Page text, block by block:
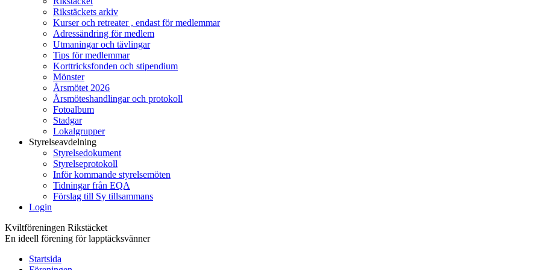
Rikstäckets arkiv
Kurser och retreater , endast för medlemmar
Adressändring för medlem
Utmaningar och tävlingar
Tips för medlemmar
Korttricksfonden och stipendium
Mönster
Årsmötet 2026
Årsmöteshandlingar och protokoll
Fotoalbum
Stadgar
Lokalgrupper
Styrelseavdelning
Styrelsedokument
Styrelseprotokoll
Inför kommande styrelsemöten
Tidningar från EQA
Förslag till Sy tillsammans
Login
Kviltföreningen Rikstäcket
En ideell förening för lapptäcksvänner
Startsida